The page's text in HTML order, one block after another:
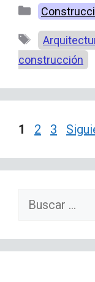
Etiquetas
construcción
Página
1 Página
2 Página
3
Buscar: